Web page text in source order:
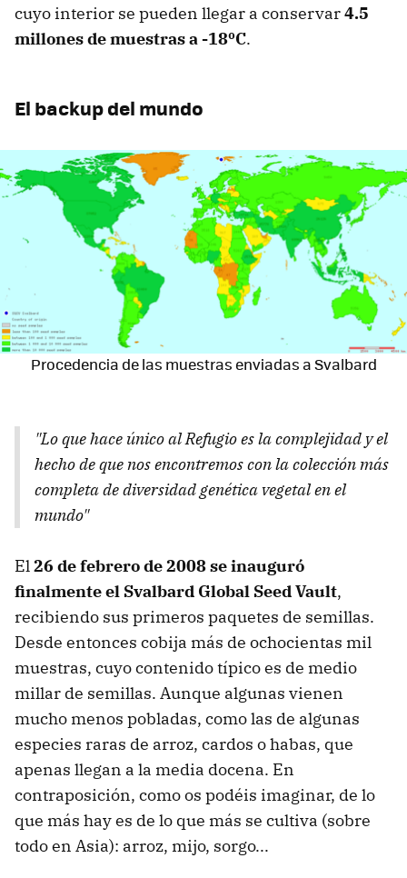
cuyo interior se pueden llegar a conservar4.5
millones de muestras a -18ºC.
El backup del mundo
Procedencia de las muestras enviadas a Svalbard
"Lo que hace único al Refugio es la complejidad y el
hecho de que nos encontremos con la colección más
completa de diversidad genética vegetal en el
mundo"
El26 de febrero de 2008 se inauguró
finalmente el Svalbard Global Seed Vault,
recibiendo sus primeros paquetes de semillas.
Desde entonces cobija más de ochocientas mil
muestras, cuyo contenido típico es de medio
millar de semillas. Aunque algunas vienen
mucho menos pobladas, como las de algunas
especies raras de arroz, cardos o habas, que
apenas llegan a la media docena. En
contraposición, como os podéis imaginar, de lo
que más hay es de lo que más se cultiva (sobre
todo en Asia): arroz, mijo, sorgo...